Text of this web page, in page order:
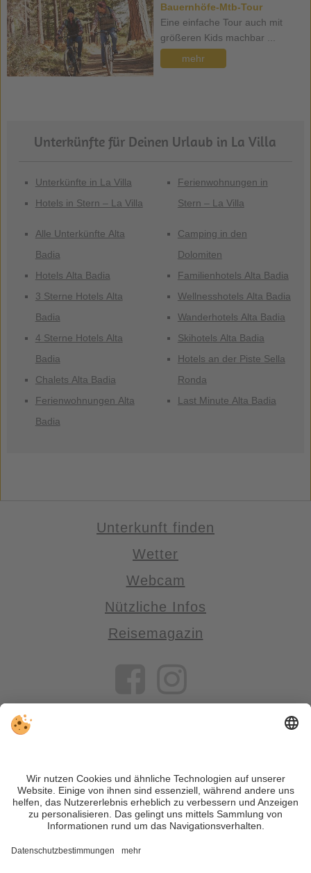
Bauernhöfe-Mtb-Tour
Eine einfache Tour auch mit
größeren Kids machbar ...
mehr
Unterkünfte für Deinen Urlaub in La Villa
Unterkünfte in La Villa
Hotels in Stern – La Villa
Ferienwohnungen in
Stern – La Villa
Alle Unterkünfte Alta
Badia
Hotels Alta Badia
3 Sterne Hotels Alta
Badia
4 Sterne Hotels Alta
Badia
Chalets Alta Badia
Ferienwohnungen Alta
Badia
Camping in den
Dolomiten
Familienhotels Alta Badia
Wellnesshotels Alta Badia
Wanderhotels Alta Badia
Skihotels Alta Badia
Hotels an der Piste Sella
Ronda
Last Minute Alta Badia
Unterkunft finden
Wetter
Webcam
Nützliche Infos
Reisemagazin
VIVOSüdtirol ist das Reiseportal für alle, die Südtirol nicht nur
besuchen, sondern wirklich erleben wollen – inklusive Tipps,
tollen Unterkünften und Angeboten.
Trotz genauer Arbeit und ständigem Aktualisieren der Inhalte,